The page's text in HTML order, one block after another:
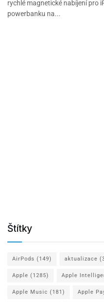
rychlé magnetické nabíjení pro
powerbanku na...
Štítky
AirPods (149) aktualizace
Apple (1285) Apple
Apple Music (181) Apple